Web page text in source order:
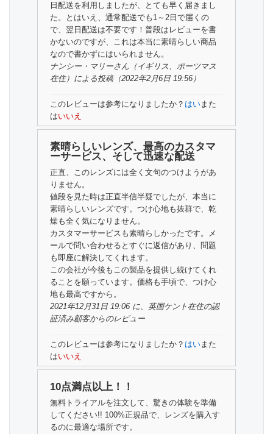
日配送を利用しましたが、とても早く届きまし
た。とはいえ、通常配送でも1～2日で届くの
で、翌日配送は不要です！普段はレビューを書
かないのですが、これは本当に素晴らしい商品
なので書かずにはいられません。
ナンシー・マリーさん （イギリス、ポーツマス
在住） による投稿（2022年2月6日 19:56）
このレビューは参考になりましたか？ はいまた
はいいえ
素晴らしいレンズ、最高のカスタマ
ーサービス、そして迅速な配送
正直、このレンズには全く文句のつけようがあ
りません。
値段を見た時は正直半信半疑でしたが、本当に
素晴らしいレンズです。つけ心地も抜群で、乾
燥も全く気になりません。
カスタマーサービスも素晴らしかったです。メ
ールで問い合わせるとすぐに返信があり、問題
も即座に解決してくれます。
この会社が今後もこの製品を提供し続けてくれ
ることを願っています。価格も手頃で、つけ心
地も最高ですから。
2021年12月31日 19:06 に、英国ケント在住の認
証済み顧客からのレビュー
このレビューは参考になりましたか？ はいまた
はいいえ
10点満点以上！！
無料トライアルを注文して、驚きの体験を準備
してください!! 100%正規品で、レンズを購入す
るのに最適な場所です。